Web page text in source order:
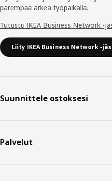
parempaa arkea työpaikalla.
Tutustu IKEA Business Network -
Liity IKEA Business Network -
Suunnittele ostoksesi
Palvelut